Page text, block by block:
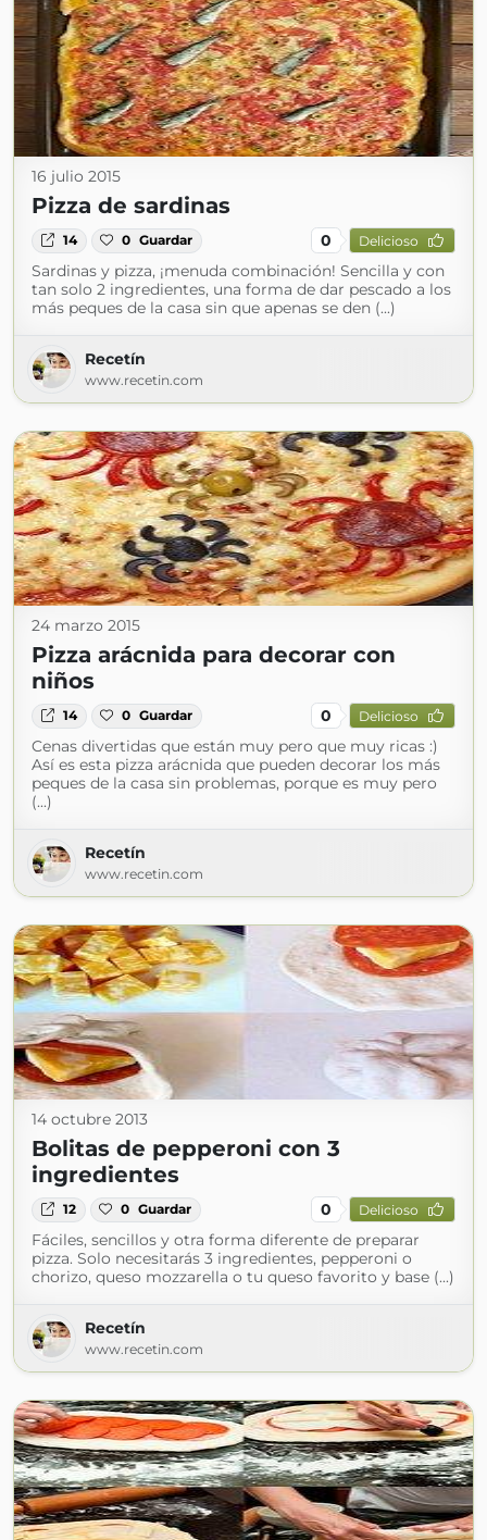
16 julio 2015
Pizza de sardinas
14 0 Guardar 0 Delicioso
Sardinas y pizza, ¡menuda combinación! Sencilla y con
tan solo 2 ingredientes, una forma de dar pescado a los
más peques de la casa sin que apenas se den (...)
Recetín
www.recetin.com
24 marzo 2015
Pizza arácnida para decorar con
niños
14 0 Guardar 0 Delicioso
Cenas divertidas que están muy pero que muy ricas :)
Así es esta pizza arácnida que pueden decorar los más
peques de la casa sin problemas, porque es muy pero
(...)
Recetín
www.recetin.com
14 octubre 2013
Bolitas de pepperoni con 3
ingredientes
12 0 Guardar 0 Delicioso
Fáciles, sencillos y otra forma diferente de preparar
pizza. Solo necesitarás 3 ingredientes, pepperoni o
chorizo, queso mozzarella o tu queso favorito y base (...)
Recetín
www.recetin.com